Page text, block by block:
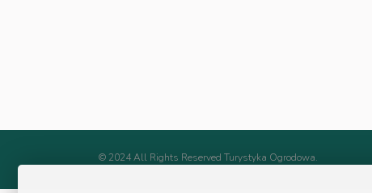
© 2024 All Rights Reserved Turystyka Ogrodowa.